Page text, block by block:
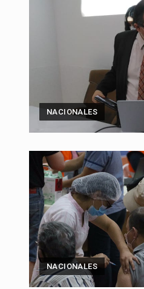
NACIONALES
NACIONALES